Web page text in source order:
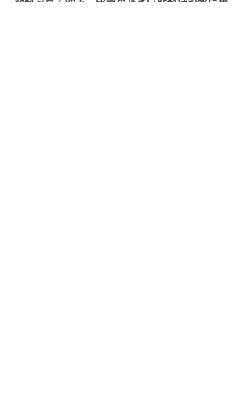
顔料が早く沈み、比重の小さい顔料はお水に乗